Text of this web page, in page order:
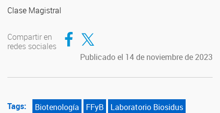
Clase Magistral
Compartir en
redes sociales
Compartir en Facebook
Compartir en Twitter
Publicado el 14 de noviembre de 2023
Tags: Biotenología FFyB
Laboratorio Biosidus